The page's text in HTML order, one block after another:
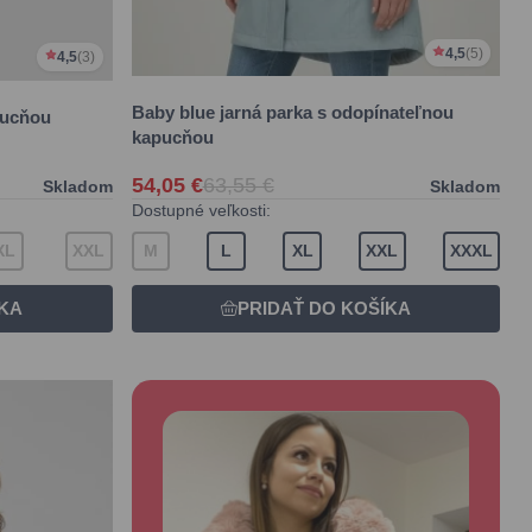
4,5(3)
Skladom
XXL
4,5(5)
Baby blue jarná parka s odopínateľnou
kapucňou
54,05 €63,55 €
Skladom
Dostupné veľkosti:
M L XL XXL XXXL